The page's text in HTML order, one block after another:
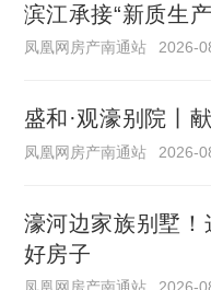
滨江承接“新质生
凤凰网房产南通站 2026-
盛和·观濠别院丨
凤凰网房产南通站 2026-
濠河边家族别墅
好房子